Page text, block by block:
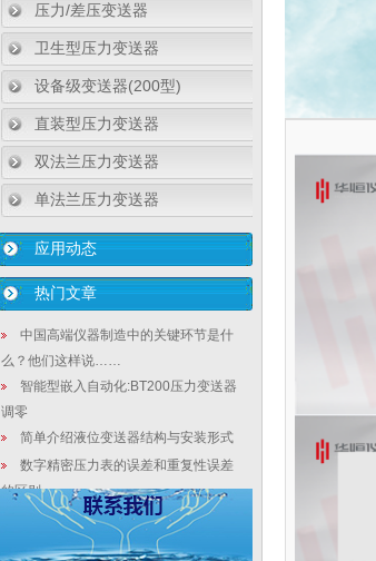
压力/差压变送器
卫生型压力变送器
设备级变送器(200型)
直装型压力变送器
双法兰压力变送器
单法兰压力变送器
应用动态
热门文章
中国高端仪器制造中的关键环节是什
么？他们这样说……
智能型嵌入自动化:BT200压力变送器
调零
简单介绍液位变送器结构与安装形式
数字精密压力表的误差和重复性误差
的区别
压力变送器7大常见故障
【业内新闻】他们怎样表态，面对国